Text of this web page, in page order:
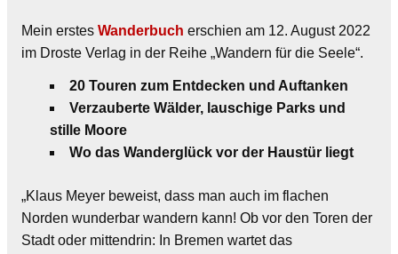
Mein erstes Wanderbuch erschien am 12. August 2022
im Droste Verlag in der Reihe „Wandern für die Seele“.
20 Touren zum Entdecken und Auftanken
Verzauberte Wälder, lauschige Parks und
stille Moore
Wo das Wanderglück vor der Haustür liegt
„Klaus Meyer beweist, dass man auch im flachen
Norden wunderbar wandern kann! Ob vor den Toren der
Stadt oder mittendrin: In Bremen wartet das